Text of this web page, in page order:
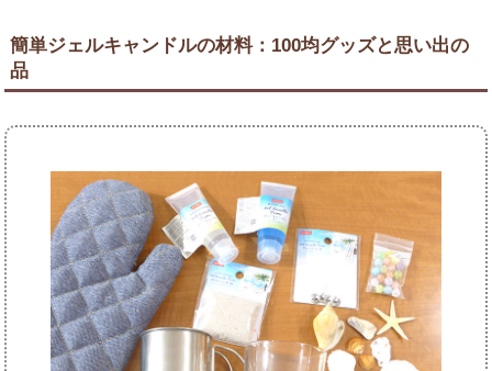
簡単ジェルキャンドルの材料：100均グッズと思い出の
品